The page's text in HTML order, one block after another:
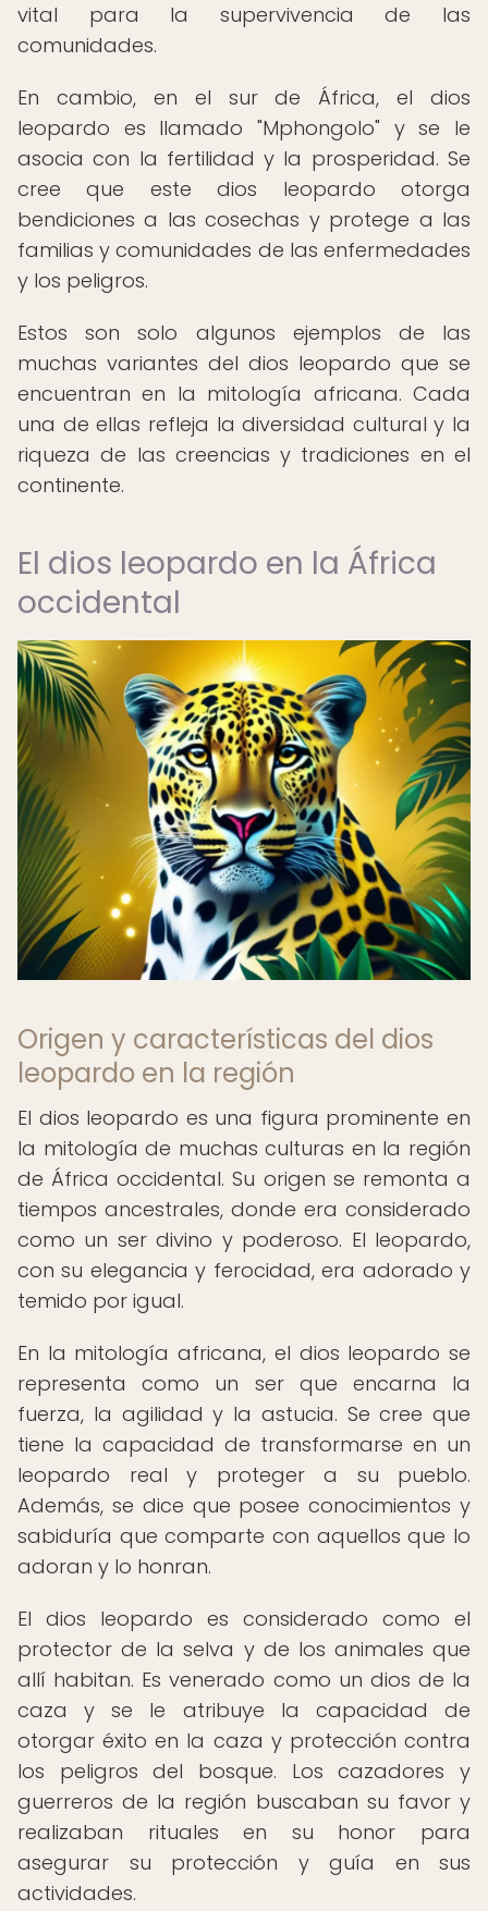
vital para la supervivencia de las
comunidades.
En cambio, en el sur de África, el dios
leopardo es llamado "Mphongolo" y se le
asocia con la fertilidad y la prosperidad. Se
cree que este dios leopardo otorga
bendiciones a las cosechas y protege a las
familias y comunidades de las enfermedades
y los peligros.
Estos son solo algunos ejemplos de las
muchas variantes del dios leopardo que se
encuentran en la mitología africana. Cada
una de ellas refleja la diversidad cultural y la
riqueza de las creencias y tradiciones en el
continente.
El dios leopardo en la África
occidental
Origen y características del dios
leopardo en la región
El dios leopardo es una figura prominente en
la mitología de muchas culturas en la región
de África occidental. Su origen se remonta a
tiempos ancestrales, donde era considerado
como un ser divino y poderoso. El leopardo,
con su elegancia y ferocidad, era adorado y
temido por igual.
En la mitología africana, el dios leopardo se
representa como un ser que encarna la
fuerza, la agilidad y la astucia. Se cree que
tiene la capacidad de transformarse en un
leopardo real y proteger a su pueblo.
Además, se dice que posee conocimientos y
sabiduría que comparte con aquellos que lo
adoran y lo honran.
El dios leopardo es considerado como el
protector de la selva y de los animales que
allí habitan. Es venerado como un dios de la
caza y se le atribuye la capacidad de
otorgar éxito en la caza y protección contra
los peligros del bosque. Los cazadores y
guerreros de la región buscaban su favor y
realizaban rituales en su honor para
asegurar su protección y guía en sus
actividades.